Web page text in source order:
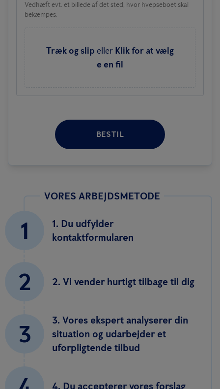
Vedhæft evt. et billede af det sted, hvor hvepseboet skal
bekæmpes.
Træk og slip eller Klik for at vælg
e en fil
BESTIL
VORES ARBEJDSMETODE
1
1. Du udfylder
kontaktformularen
2 2. Vi vender hurtigt tilbage til dig
3
3. Vores ekspert analyserer din
situation og udarbejder et
uforpligtende tilbud
4. Du accepterer vores forslag